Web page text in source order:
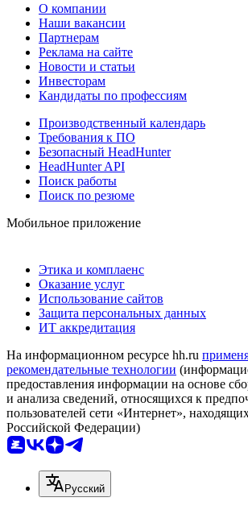
О компании
Наши вакансии
Партнерам
Реклама на сайте
Новости и статьи
Инвесторам
Кандидаты по профессиям
Производственный календарь
Требования к ПО
Безопасный HeadHunter
HeadHunter API
Поиск работы
Поиск по резюме
Мобильное приложение
Этика и комплаенс
Оказание услуг
Использование сайтов
Защита персональных данных
ИТ аккредитация
На информационном ресурсе hh.ru
рекомендательные технологии
предоставления информации на основе
и анализа сведений, относящихся к
пользователей сети «Интернет»,
Российской Федерации)
Русский